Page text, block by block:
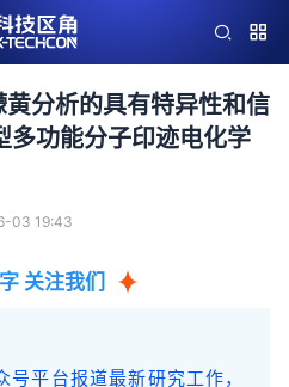
分析的具有特异性和信
多功能分子印迹电化学
03 19:43
关注我们
平台报道最新研究工作，